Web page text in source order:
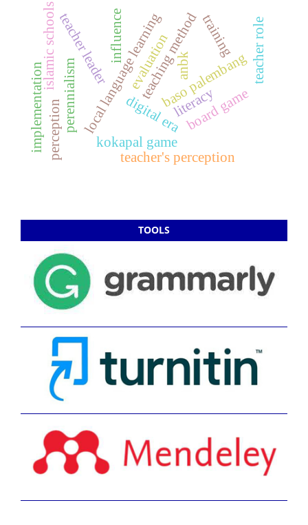
digital era
local language learningteaching method
teacher leader baso palembang
kokapal game
islamic schools training
literacy
teacher's perception
board game
perennialism anbk
implementationperception
teacher role
evaluation
influence
TOOLS